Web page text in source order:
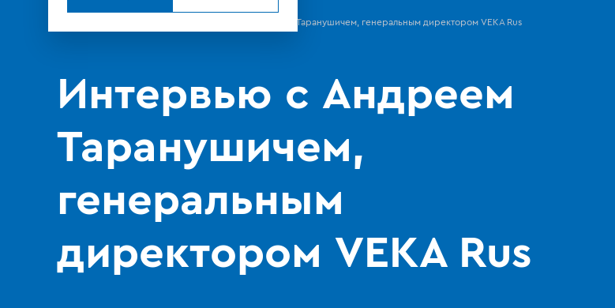
Интервью с Андреем Таранушичем, генеральным директором VEKA Rus
Интервью с Андреем
Таранушичем,
генеральным
директором VEKA Rus